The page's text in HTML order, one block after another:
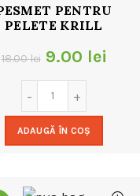
PENTRU
PELETE KRILL
18.00lei Prețul
inițial
a
fost:
9.00 lei
ADAUGĂ ÎN COȘ